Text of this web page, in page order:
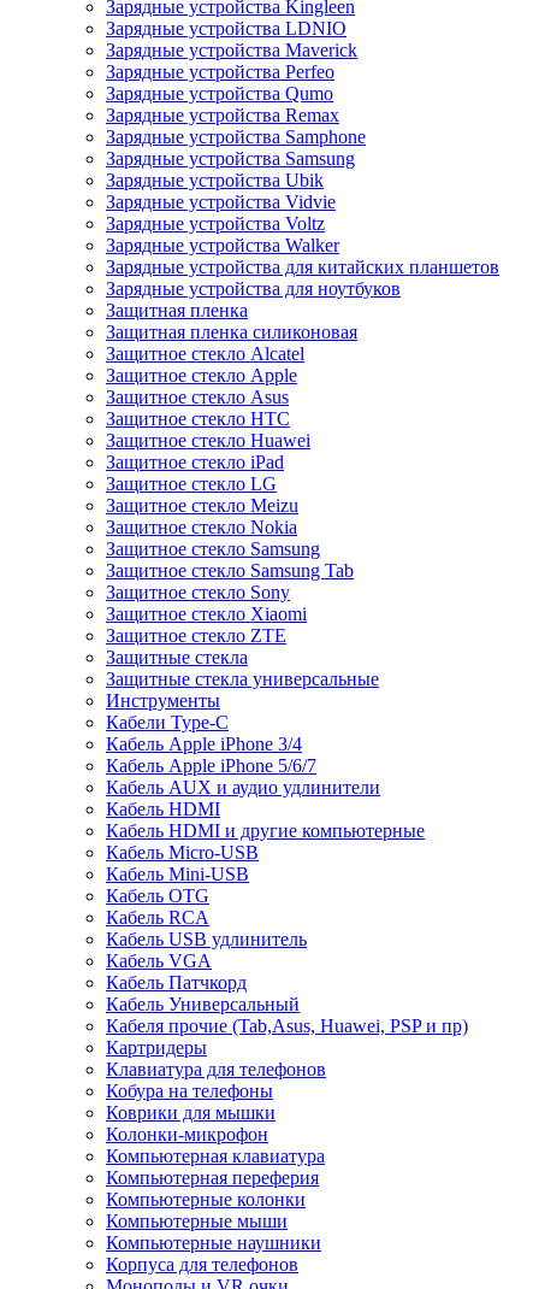
Зарядные устройства Kingleen
Зарядные устройства LDNIO
Зарядные устройства Maverick
Зарядные устройства Perfeo
Зарядные устройства Qumo
Зарядные устройства Remax
Зарядные устройства Samphone
Зарядные устройства Samsung
Зарядные устройства Ubik
Зарядные устройства Vidvie
Зарядные устройства Voltz
Зарядные устройства Walker
Зарядные устройства для китайских планшетов
Зарядные устройства для ноутбуков
Защитная пленка
Защитная пленка силиконовая
Защитное стекло Alcatel
Защитное стекло Apple
Защитное стекло Asus
Защитное стекло HTC
Защитное стекло Huawei
Защитное стекло iPad
Защитное стекло LG
Защитное стекло Meizu
Защитное стекло Nokia
Защитное стекло Samsung
Защитное стекло Samsung Tab
Защитное стекло Sony
Защитное стекло Xiaomi
Защитное стекло ZTE
Защитные стекла
Защитные стекла универсальные
Инструменты
Кабели Type-C
Кабель Apple iPhone 3/4
Кабель Apple iPhone 5/6/7
Кабель AUX и аудио удлинители
Кабель HDMI
Кабель HDMI и другие компьютерные
Кабель Micro-USB
Кабель Mini-USB
Кабель OTG
Кабель RCA
Кабель USB удлинитель
Кабель VGA
Кабель Патчкорд
Кабель Универсальный
Кабеля прочие (Tab,Asus, Huawei, PSP и пр)
Картридеры
Клавиатура для телефонов
Кобура на телефоны
Коврики для мышки
Колонки-микрофон
Компьютерная клавиатура
Компьютерная переферия
Компьютерные колонки
Компьютерные мыши
Компьютерные наушники
Корпуса для телефонов